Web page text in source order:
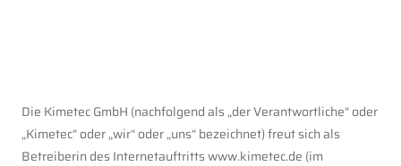
Die Kimetec GmbH (nachfolgend als „der Verantwortliche“ oder
„Kimetec“ oder „wir“ oder „uns“ bezeichnet) freut sich als
Betreiberin des Internetauftritts www.kimetec.de (im